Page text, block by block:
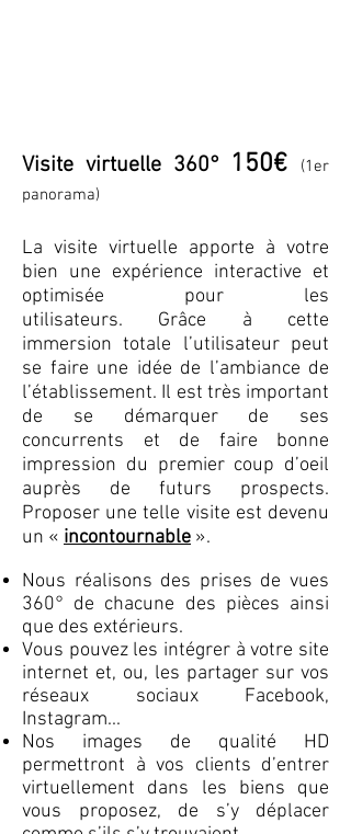
Visite virtuelle 360° 150€
(1er
panorama)
La visite virtuelle apporte à votre
bien une expérience interactive et
optimisée pour les
utilisateurs. Grâce à cette
immersion totale l’utilisateur peut
se faire une idée de l’ambiance de
l’établissement. Il est très important
de se démarquer de ses
concurrents et de faire bonne
impression du premier coup d’oeil
auprès de futurs prospects.
Proposer une telle visite est devenu
un « incontournable ».
Nous réalisons des prises de vues
360° de chacune des pièces ainsi
que des extérieurs.
Vous pouvez les intégrer à votre site
internet et, ou, les partager sur vos
réseaux sociaux Facebook,
Instagram...
Nos images de qualité HD
permettront à vos clients d’entrer
virtuellement dans les biens que
vous proposez, de s’y déplacer